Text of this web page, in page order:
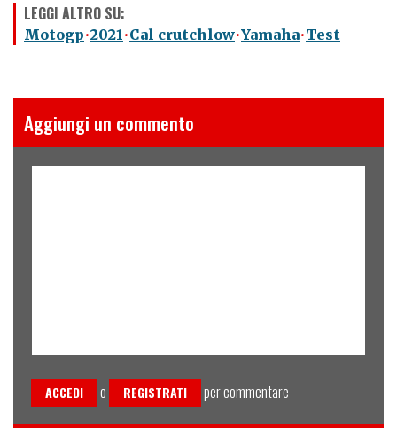
LEGGI ALTRO SU:
Motogp 2021 Cal crutchlow Yamaha Test
Aggiungi un commento
ACCEDI o REGISTRATI per commentare